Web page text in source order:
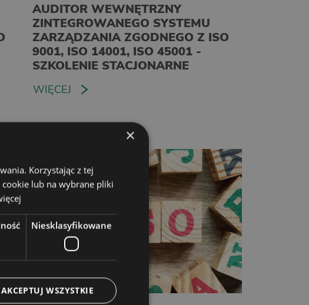
AUDITOR WEWNĘTRZNY
ZINTEGROWANEGO SYSTEMU
ZARZĄDZANIA ZGODNEGO Z ISO
9001, ISO 14001, ISO 45001 -
SZKOLENIE STACJONARNE
WIĘCEJ
×
Korzystając z tej
lub na wybrane pliki
Niesklasyfikowane
AKCEPTUJ WSZYSTKIE